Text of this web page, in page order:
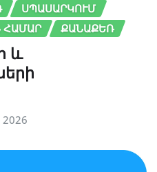
ՍՊԱՍԱՐԿՈՒՄ
ՀԱՄԱՐ ՔԱՆԱՔԵՌ
և
2026